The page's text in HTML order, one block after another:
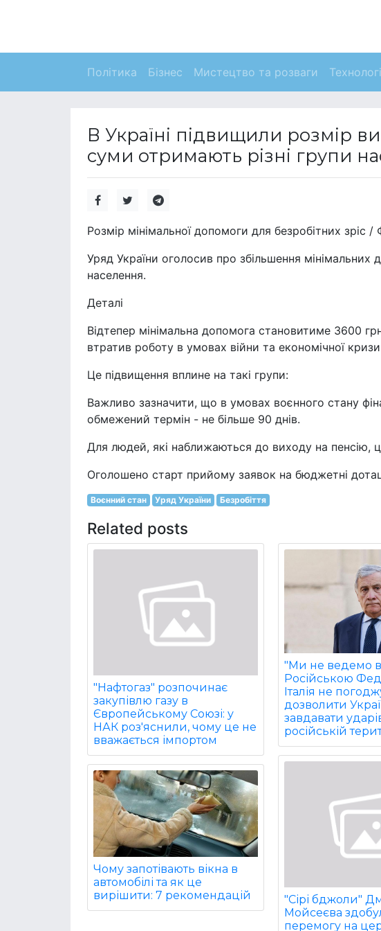
Політика Бізнес Мистецтво та розваги
В Україні підвищили розмір
суми отримають різні групи
Розмір мінімальної допомоги для безробітних зріс
Уряд України оголосив про збільшення
населення.
Деталі
Відтепер мінімальна допомога становитиме 3600
втратив роботу в умовах війни та економічної
Це підвищення вплине на такі групи:
Важливо зазначити, що в умовах воєнного стану
обмежений термін - не більше 90 днів.
Для людей, які наближаються до виходу на пенсію,
Оголошено старт прийому заявок на бюджетні
Воєнний стан Уряд України Безробіття
Related posts
"Нафтогаз" розпочинає
закупівлю газу в
Європейському Союзі: у
НАК роз'яснили, чому це не
вважається імпортом
Чому запотівають вікна в
автомобілі та як це
вирішити: 7 рекомендацій
"Ми не ведемо
Російською
Італія не
дозволити
завдавати
російській
"Сірі бджоли"
Мойсеєва
перемогу на